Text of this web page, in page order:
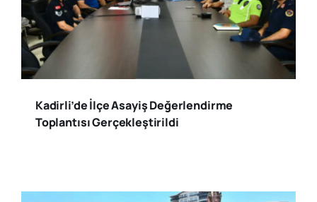
Kadirli’de İlçe Asayiş Değerlendirme
Toplantısı Gerçekleştirildi